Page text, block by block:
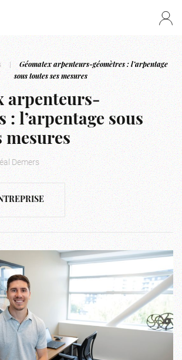
|
Géomatex arpenteurs-géomètres : l’arpentage
sous toutes ses mesures
arpenteurs-
: l’arpentage sous
mesures
Demers